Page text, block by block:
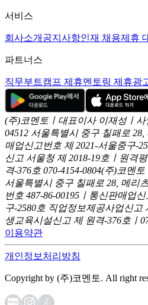
서비스
회사소개 공지사항인재 채용제휴
파트너스
직무부트캠프 제휴멘토링 제휴광
(주)코멘토ㅣ대표이사 이재성ㅣ사
04512 서울특별시 중구 칠패로
매업신고번호 제 2021-서울중구-
신고 서울청 제 2018-19호ㅣ원격
격-376호 070-4154-0804(주)코멘토
서울특별시 중구 칠패로 28, 메리
번호 487-86-00195ㅣ통신판매업
구-2580호 직업정보제공사업신고
생교육시설신고 제 원격-376호ㅣ
이용약관
개인정보처리방침
Copyright by (주)코멘토. All right